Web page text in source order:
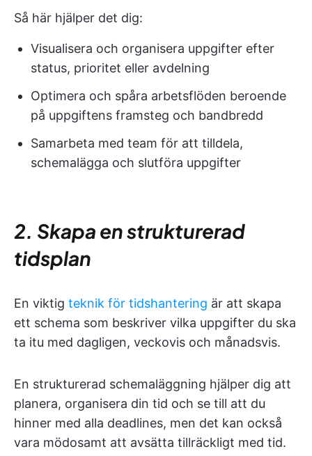
Så här hjälper det dig:
Visualisera och organisera uppgifter efter
status, prioritet eller avdelning
Optimera och spåra arbetsflöden beroende
på uppgiftens framsteg och bandbredd
Samarbeta med team för att tilldela,
schemalägga och slutföra uppgifter
2. Skapa en strukturerad
tidsplan
En viktig teknik för tidshantering är att skapa
ett schema som beskriver vilka uppgifter du ska
ta itu med dagligen, veckovis och månadsvis.
En strukturerad schemaläggning hjälper dig att
planera, organisera din tid och se till att du
hinner med alla deadlines, men det kan också
vara mödosamt att avsätta tillräckligt med tid.